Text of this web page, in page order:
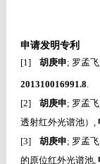
申请发明专利
[1] 胡庚申; 罗孟飞
201310016991.8.
[2] 胡庚申; 罗孟飞
透射红外光谱池） ,
[3] 胡庚申; 罗孟飞
的原位红外光谱池,